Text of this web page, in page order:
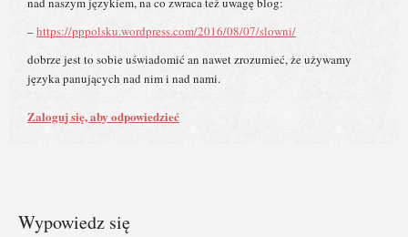
–https://pppolsku.wordpress.com/2016/08/07/slowni/
dobrze jest to sobie uświadomić an nawet zrozumieć, że używamy
języka panujących nad nim i nad nami.
Zaloguj się, aby odpowiedzieć
Wypowiedz się